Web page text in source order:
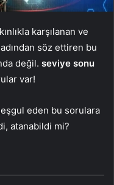
karşılanan ve
söz ettiren bu
değil. seviye sonu
var!
eden bu sorulara
atanabildi mi?